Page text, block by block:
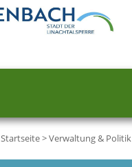
Startseite>Verwaltung & Politik